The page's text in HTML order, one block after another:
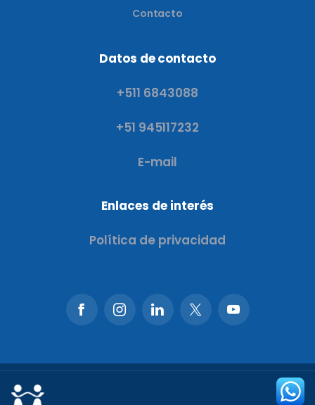
Contacto
Datos de contacto
+511 6843088
+51 945117232
E-mail
Enlaces de interés
Política de privacidad